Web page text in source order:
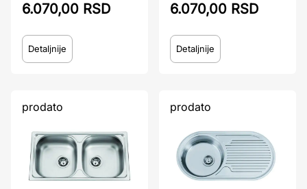
6.070,00 RSD
Detaljnije
6.070,00 RSD
Detaljnije
prodato prodato